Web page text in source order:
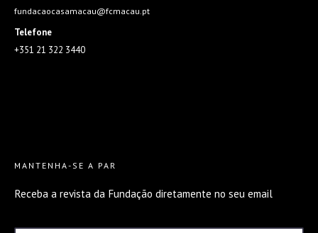
fundacaocasamacau@fcmacau.pt
Telefone
+351 21 322 3440
MANTENHA-SE A PAR
Receba a revista da Fundação diretamente no seu email